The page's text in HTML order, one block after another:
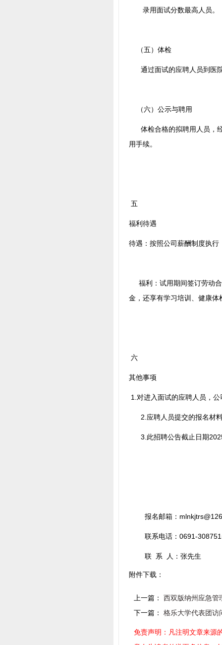
录用面试分数最高人员。
（五）体检
通过面试的应聘人员到医院
（六）公示与聘用
体检合格的拟聘用人员，经
用手续。
五
福利待遇
待遇：按照公司薪酬制度执
福利：试用期间签订劳动合
金，还享有学习培训、健康
六
其他事项
1.对进入面试的应聘人员，
2.应聘人员提交的报名材料
3.此招聘公告截止日期
报名邮箱：
联系电话：0691-
联 系 人：张先生
附件下载：
上一篇： 西双版纳州应急管
下一篇： 格乐大学代表团访
免责声明：凡注明文章来源